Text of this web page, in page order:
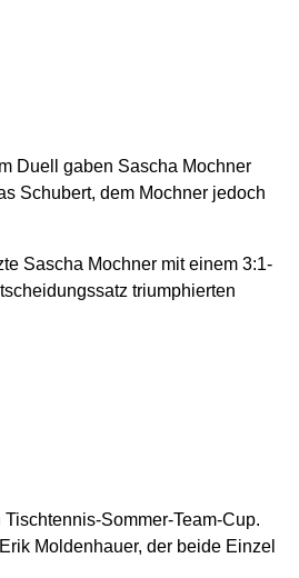
Duell gaben Sascha Mochner
Schubert, dem Mochner jedoch
Sascha Mochner mit einem 3:1-
triumphierten
Sommer-Team-Cup.
Moldenhauer, der beide Einzel